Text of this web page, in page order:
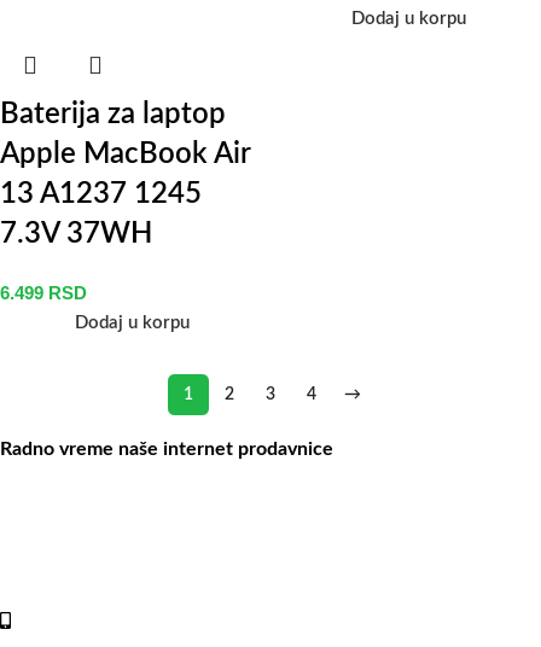
Baterija za laptop
Apple MacBook Air
13 A1237 1245
7.3V 37WH
6.499 RSD
Dodaj u korpu
Dodaj u korpu
1 2 3 4 →
Radno vreme naše internet prodavnice
+381 (69) 767-202